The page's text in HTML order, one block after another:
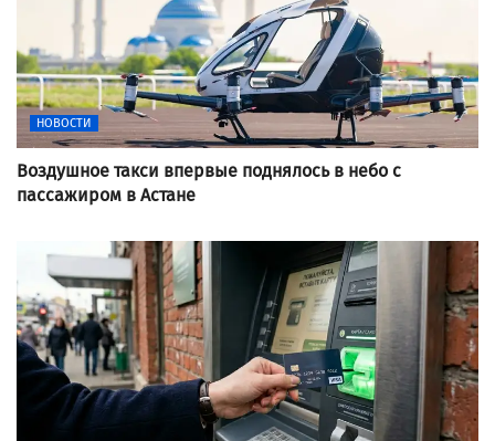
НОВОСТИ
Воздушное такси впервые поднялось в небо с
пассажиром в Астане